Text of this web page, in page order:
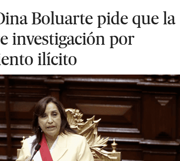
Boluarte pide que la
investigación por
ilícito